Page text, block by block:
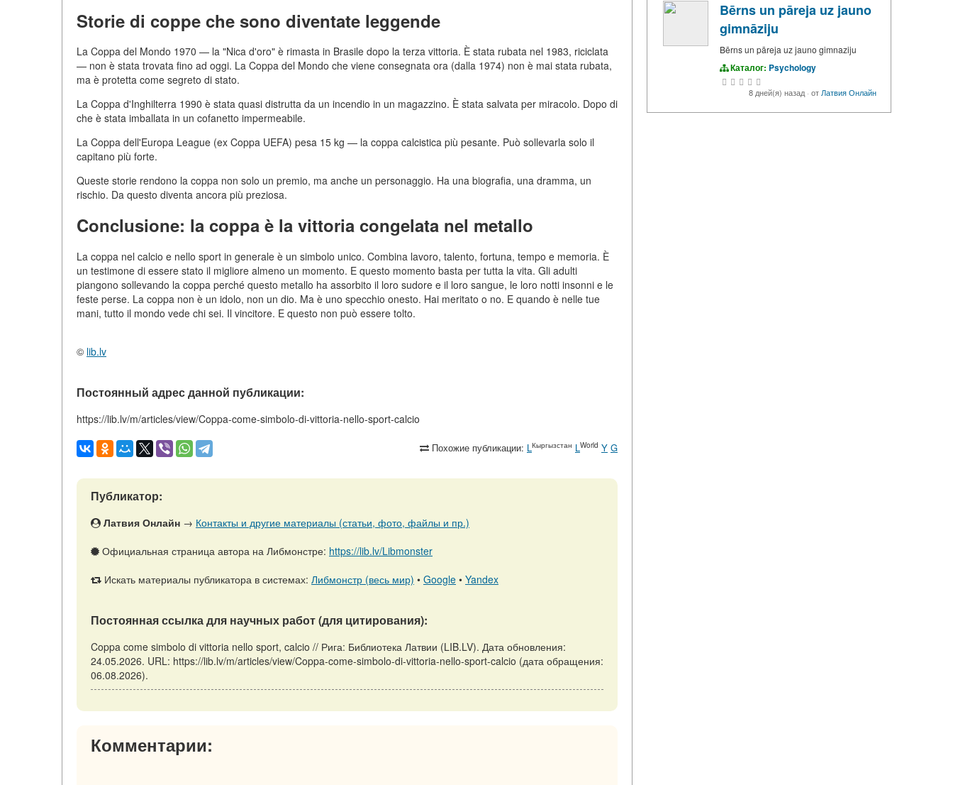
Storie di coppe che sono diventate leggende
La Coppa del Mondo 1970 — la "Nica d'oro" è rimasta in Brasile dopo la terza vittoria. È stata rubata nel 1983, riciclata
— non è stata trovata fino ad oggi. La Coppa del Mondo che viene consegnata ora (dalla 1974) non è mai stata rubata,
ma è protetta come segreto di stato.
La Coppa d'Inghilterra 1990 è stata quasi distrutta da un incendio in un magazzino. È stata salvata per miracolo. Dopo di
che è stata imballata in un cofanetto impermeabile.
La Coppa dell'Europa League (ex Coppa UEFA) pesa 15 kg — la coppa calcistica più pesante. Può sollevarla solo il
capitano più forte.
Queste storie rendono la coppa non solo un premio, ma anche un personaggio. Ha una biografia, una dramma, un
rischio. Da questo diventa ancora più preziosa.
Conclusione: la coppa è la vittoria congelata nel metallo
La coppa nel calcio e nello sport in generale è un simbolo unico. Combina lavoro, talento, fortuna, tempo e memoria. È
un testimone di essere stato il migliore almeno un momento. E questo momento basta per tutta la vita. Gli adulti
piangono sollevando la coppa perché questo metallo ha assorbito il loro sudore e il loro sangue, le loro notti insonni e le
feste perse. La coppa non è un idolo, non un dio. Ma è uno specchio onesto. Hai meritato o no. E quando è nelle tue
mani, tutto il mondo vede chi sei. Il vincitore. E questo non può essere tolto.
© lib.lv
Постоянный адрес данной публикации:
https://lib.lv/m/articles/view/Coppa-come-simbolo-di-vittoria-nello-sport-calcio
Похожие публикации: LКыргызстан LWorld Y G
Публикатор:
Латвия Онлайн → Контакты и другие материалы (статьи, фото, файлы и пр.)
Официальная страница автора на Либмонстре: https://lib.lv/Libmonster
Искать материалы публикатора в системах: Либмонстр (весь мир) • Google • Yandex
Постоянная ссылка для научных работ (для цитирования):
Coppa come simbolo di vittoria nello sport, calcio // Рига: Библиотека Латвии (LIB.LV). Дата обновления:
24.05.2026. URL: https://lib.lv/m/articles/view/Coppa-come-simbolo-di-vittoria-nello-sport-calcio (дата обращения:
06.08.2026).
Комментарии:
Bērns un pāreja uz jauno
gimnāziju
Bērns un pāreja uz jauno gimnaziju
Каталог: Psychology
8 дней(я) назад· отЛатвия Онлайн